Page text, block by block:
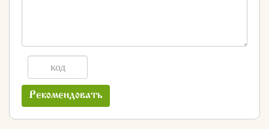
Рекомендовать